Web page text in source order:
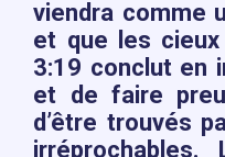
viendra comme
et que les
3:19 conclut en
et de faire
d’être trouvés
irréprochables.